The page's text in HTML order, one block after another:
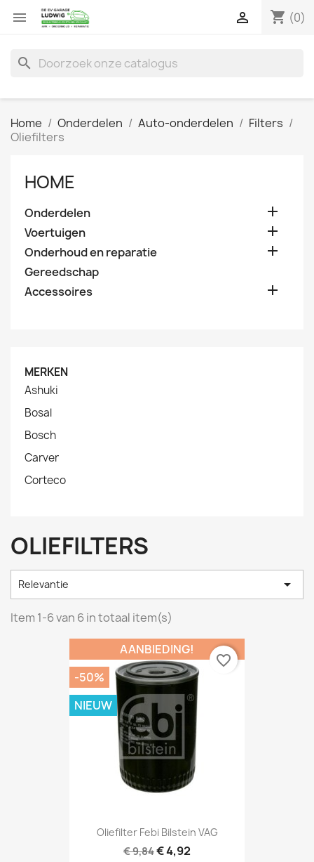
 shopping_cart (0)

search
Home Onderdelen Auto-onderdelen
Filters
Oliefilters
HOME
Onderdelen 
Voertuigen 
Onderhoud en reparatie 
Gereedschap
Accessoires

MERKEN
Ashuki
Bosal
Bosch
Carver
Corteco
OLIEFILTERS
Relevantie 
Item 1-6 van 6 in totaal item(s)
Oliefilter Febi Bilstein VAG
€ 9,84€ 4,92
AANBIEDING!
-50%
NIEUW
favorite_border